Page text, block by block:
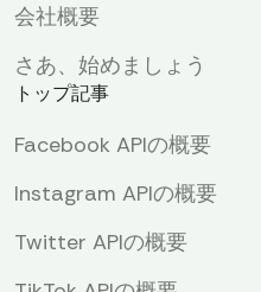
会社概要
さあ、始めましょう
トップ記事
Facebook APIの概要
Instagram APIの概要
Twitter APIの概要